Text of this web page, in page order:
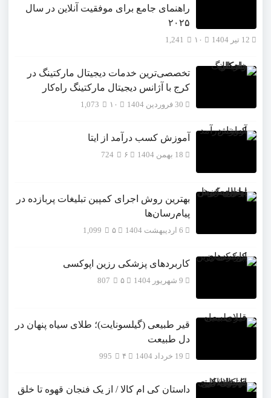
راهنمای جامع برای موفقیت آنلاین در سال
۲۰۲۵
12 تیر 1404 1,241
تخصصی‌ترین خدمات دیجیتال مارکتینگ در
کرج با آژانس دیجیتال مارکتینگ راه‌کار
30 فروردین 1404 1,073
آموزش کسب درآمد از ایتا
18 بهمن 1404 724
بهترین روش اجرای کمپین تبلیغات پربازده در
پیام‌رسان‌ها
6 اردیبهشت 1404 1,099
کاربردهای پزشکی رزین اپوکسی
9 شهریور 1404 807
قیر طبیعی (گیلسونایت)؛ طلای سیاه پنهان در
دل طبیعت
19 خرداد 1404 995
داستان کی ام کالا / از یک فنجان قهوه تا خلق